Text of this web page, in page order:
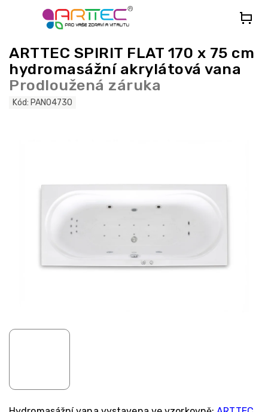
ARTTEC SPIRIT FLAT 170 x 75 cm
hydromasážní akrylátová vana
Prodloužená záruka
Kód: PAN04730